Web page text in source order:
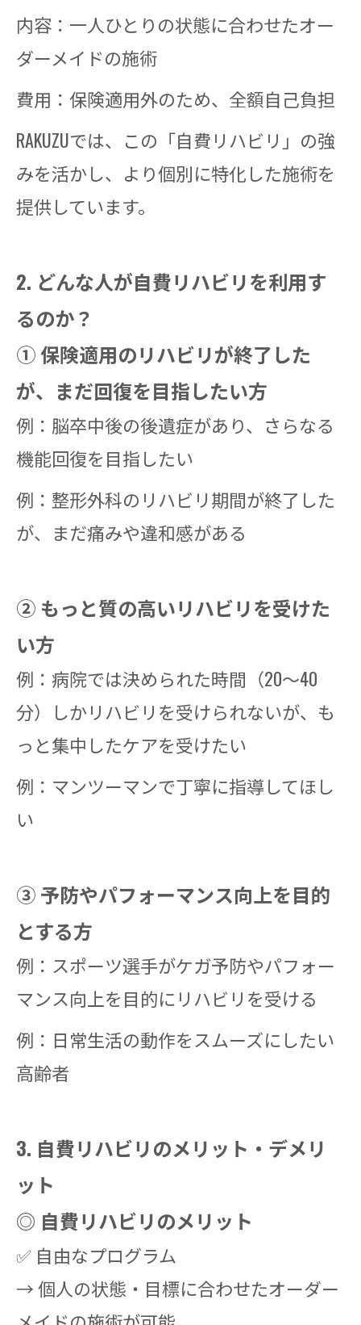
内容：一人ひとりの状態に合わせたオー
ダーメイドの施術
費用：保険適用外のため、全額自己負担
RAKUZUでは、この「自費リハビリ」の強
みを活かし、より個別に特化した施術を
提供しています。
2. どんな人が自費リハビリを利用す
るのか？
① 保険適用のリハビリが終了した
が、まだ回復を目指したい方
例：脳卒中後の後遺症があり、さらなる
機能回復を目指したい
例：整形外科のリハビリ期間が終了した
が、まだ痛みや違和感がある
② もっと質の高いリハビリを受けた
い方
例：病院では決められた時間（20～40
分）しかリハビリを受けられないが、も
っと集中したケアを受けたい
例：マンツーマンで丁寧に指導してほし
い
③ 予防やパフォーマンス向上を目的
とする方
例：スポーツ選手がケガ予防やパフォー
マンス向上を目的にリハビリを受ける
例：日常生活の動作をスムーズにしたい
高齢者
3. 自費リハビリのメリット・デメリ
ット
◎ 自費リハビリのメリット
✅ 自由なプログラム
→ 個人の状態・目標に合わせたオーダー